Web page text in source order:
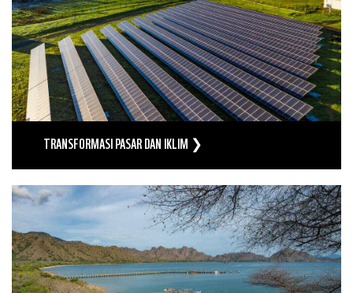
TRANSFORMASI PASAR DAN IKLIM ❯